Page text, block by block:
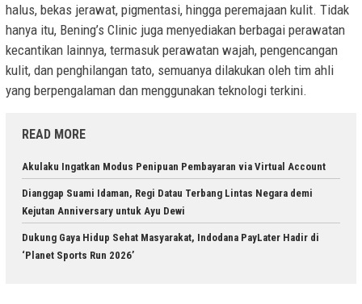
halus, bekas jerawat, pigmentasi, hingga peremajaan kulit. Tidak
hanya itu, Bening’s Clinic juga menyediakan berbagai perawatan
kecantikan lainnya, termasuk perawatan wajah, pengencangan
kulit, dan penghilangan tato, semuanya dilakukan oleh tim ahli
yang berpengalaman dan menggunakan teknologi terkini.
READ MORE
Akulaku Ingatkan Modus Penipuan Pembayaran via Virtual Account
Dianggap Suami Idaman, Regi Datau Terbang Lintas Negara demi
Kejutan Anniversary untuk Ayu Dewi
Dukung Gaya Hidup Sehat Masyarakat, Indodana PayLater Hadir di
‘Planet Sports Run 2026’